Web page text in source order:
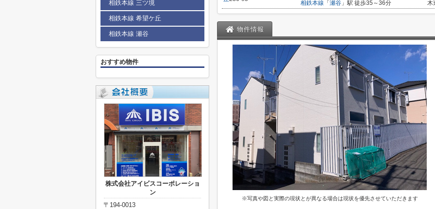
相鉄本線 「 瀬谷 」駅 徒歩35～36分
木
物件情報
※写真や図と実際の現状とが異なる場合は現状を優先させていただきます
相鉄本線 三ツ境
相鉄本線 希望ケ丘
相鉄本線 瀬谷
おすすめ物件
株式会社アイビスコーポレーショ
ン
〒194-0013